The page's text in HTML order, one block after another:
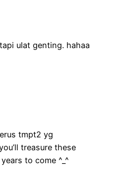
ulat genting. hahaa
tmpt2 yg
treasure these
to come ^_^